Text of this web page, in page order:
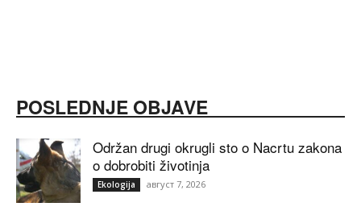
POSLEDNJE OBJAVE
Održan drugi okrugli sto o Nacrtu zakona
o dobrobiti životinja
Ekologija август 7, 2026